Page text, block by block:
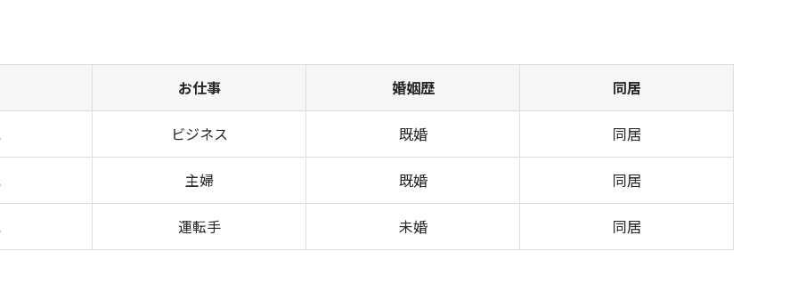
お仕事 婚姻歴 同居
ビジネス 既婚 同居
主婦 既婚 同居
運転手 未婚 同居